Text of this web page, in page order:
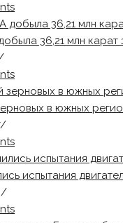
36,21 млн карат
в южных
/
испытания
/